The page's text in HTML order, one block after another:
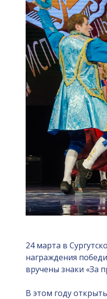
24 марта в
награждения
вручены знаки «За
В этом году